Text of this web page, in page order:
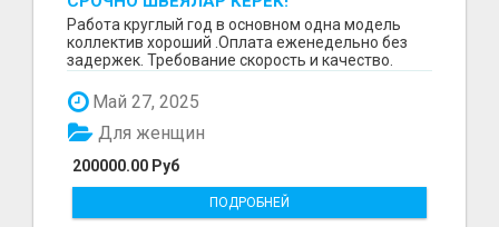
Работа круглый год в основном одна модель
коллектив хороший .Оплата еженедельно без
задержек. Требование скорость и качество.
Отшиваем неско...
Май 27, 2025
200000.00 Руб
Для женщин
ПОДРОБНЕЙ